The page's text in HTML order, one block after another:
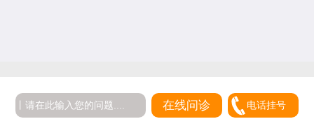
在线问诊 电话挂号